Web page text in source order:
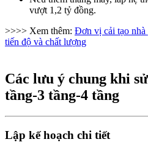
vượt 1,2 tỷ đồng.
>>>> Xem thêm: Đơn vị cải tạo nhà
tiến độ và chất lượng
Các lưu ý chung khi
tầng-3 tầng-4 tầng​
Lập kế hoạch chi tiết​